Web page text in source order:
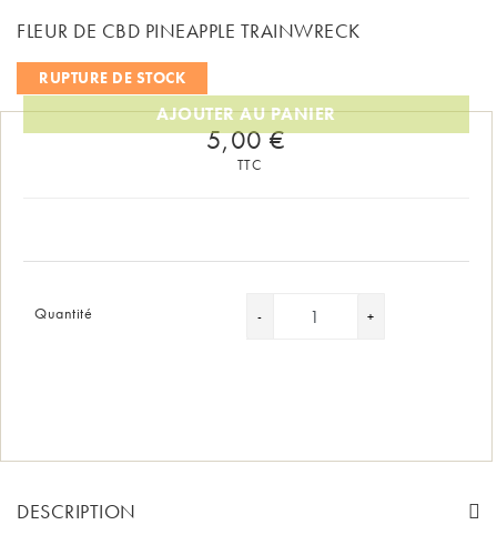
FLEUR DE CBD PINEAPPLE TRAINWRECK
RUPTURE DE STOCK
5,00 €
TTC
Quantité
AJOUTER AU PANIER
DESCRIPTION